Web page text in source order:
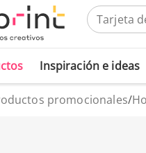
Inspiración e ideas
promocionales/